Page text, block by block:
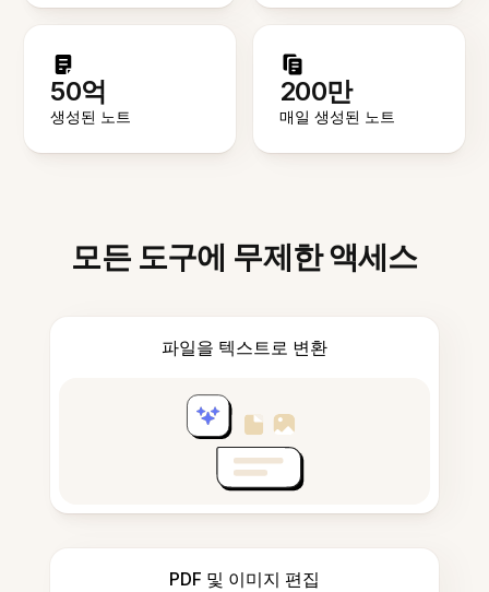
50억
생성된 노트
200만
매일 생성된 노트
모든 도구에 무제한 액세스
파일을 텍스트로 변환
PDF 및 이미지 편집